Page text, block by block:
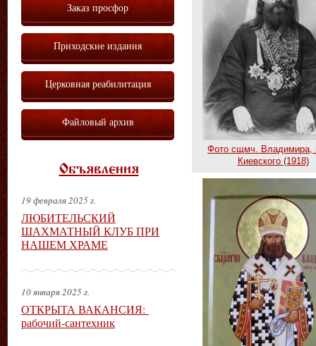
Фото сщмч. Владимира,
Киевского (1918)
Заказ просфор
Приходские издания
Церковная реабилитация
Файловый архив
Объявления
19 февраля 2025 г.
ЛЮБИТЕЛЬСКИЙ
ШАХМАТНЫЙ КЛУБ ПРИ
НАШЕМ ХРАМЕ
10 января 2025 г.
ОТКРЫТА ВАКАНСИЯ:
рабочий-сантехник